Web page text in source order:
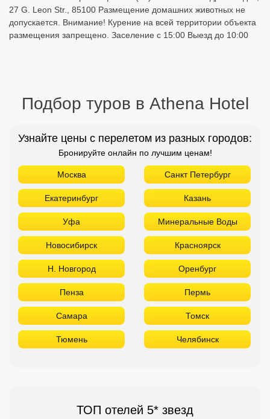
27 G. Leon Str., 85100 Размещение домашних животных не
допускается. Внимание! Курение на всей территории объекта
размещения запрещено. Заселение с 15:00 Выезд до 10:00
Подбор туров в Athena Hotel
Узнайте цены с перелетом из разных городов:
Бронируйте онлайн по лучшим ценам!
Москва Санкт Петербург
Екатеринбург Казань
Уфа Минеральные Воды
Новосибирск Красноярск
Н. Новгород Оренбург
Пенза Пермь
Самара Томск
Тюмень Челябинск
ТОП отелей 5* звезд